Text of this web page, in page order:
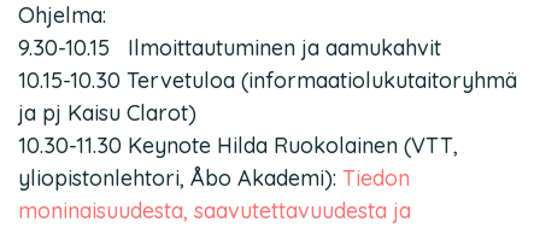
Ohjelma:
9.30-10.15 Ilmoittautuminen ja aamukahvit
10.15-10.30 Tervetuloa (informaatiolukutaitoryhmä
ja pj Kaisu Clarot)
10.30-11.30 Keynote Hilda Ruokolainen (VTT,
yliopistonlehtori, Åbo Akademi): Tiedon
moninaisuudesta, saavutettavuudesta ja